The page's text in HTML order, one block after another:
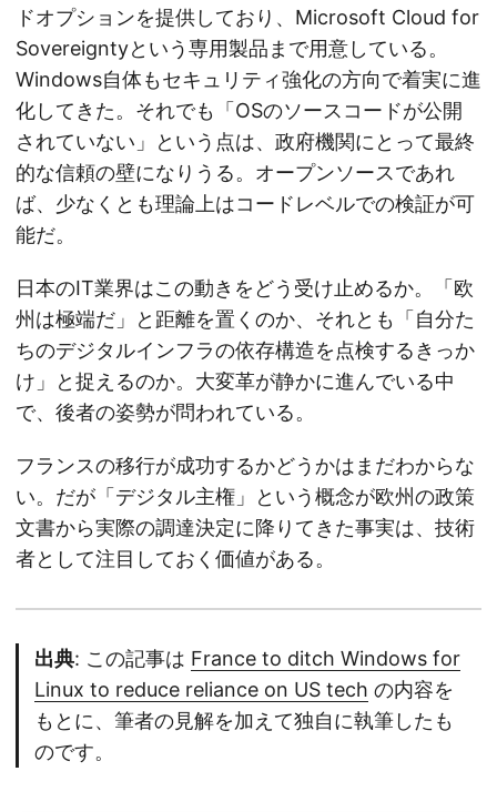
ドオプションを提供しており、Microsoft Cloud for
Sovereigntyという専用製品まで用意している。
Windows自体もセキュリティ強化の方向で着実に進
化してきた。それでも「OSのソースコードが公開
されていない」という点は、政府機関にとって最終
的な信頼の壁になりうる。オープンソースであれ
ば、少なくとも理論上はコードレベルでの検証が可
能だ。
日本のIT業界はこの動きをどう受け止めるか。「欧
州は極端だ」と距離を置くのか、それとも「自分た
ちのデジタルインフラの依存構造を点検するきっか
け」と捉えるのか。大変革が静かに進んでいる中
で、後者の姿勢が問われている。
フランスの移行が成功するかどうかはまだわからな
い。だが「デジタル主権」という概念が欧州の政策
文書から実際の調達決定に降りてきた事実は、技術
者として注目しておく価値がある。
出典: この記事は France to ditch Windows for
Linux to reduce reliance on US tech の内容を
もとに、筆者の見解を加えて独自に執筆したも
のです。